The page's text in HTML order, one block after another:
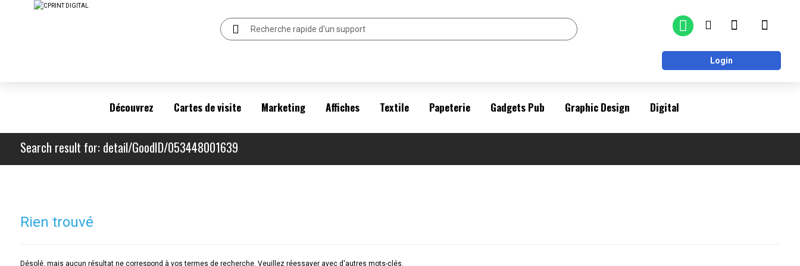
Login
Découvrez Cartes de visite Marketing Affiches Textile Papeterie Gadgets Pub Graphic Design Digital
Search result for: detail/GoodID/053448001639
Rien trouvé
Désolé, mais aucun résultat ne correspond à vos termes de recherche. Veuillez réessayer avec d'autres mots-clés.